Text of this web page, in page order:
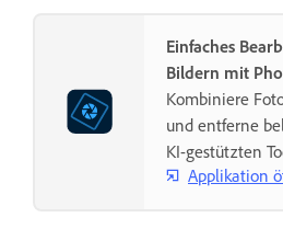
Einfaches
Bildern mit
Kombiniere
und entferne
KI-gestützten
Applikation